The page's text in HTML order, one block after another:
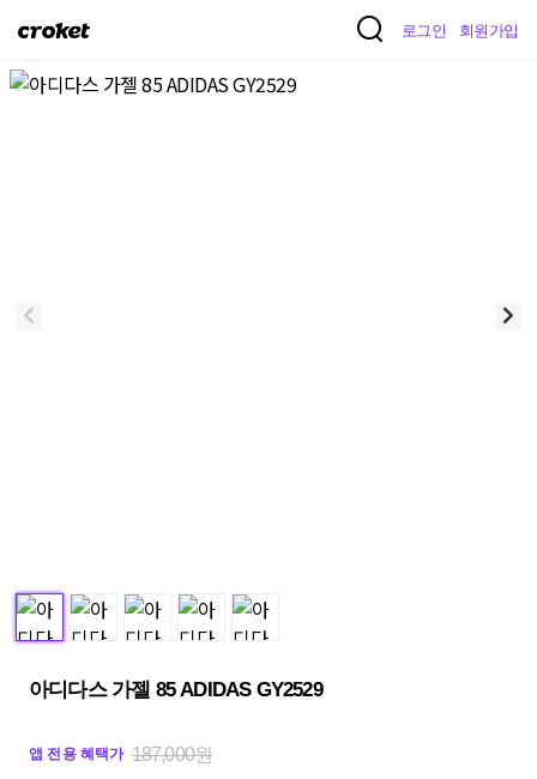
크
켓
로그인 회원가입
아디다스 가젤 85 ADIDAS GY2529
앱 전용 혜택가 187,000원